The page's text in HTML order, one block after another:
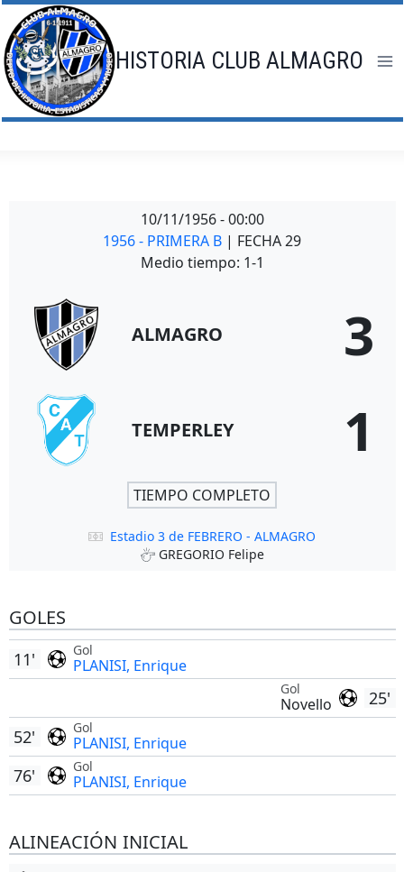
Saltar
al
contenido
HISTORIA CLUB ALMAGRO
10/11/1956 - 00:00
1956 - PRIMERA B | FECHA 29
Medio tiempo: 1-1
ALMAGRO 3
TEMPERLEY 1
TIEMPO COMPLETO
Estadio 3 de FEBRERO - ALMAGRO
GREGORIO Felipe
GOLES
Gol
PLANISI, Enrique
11'
25'
Gol
Novello
Gol
PLANISI, Enrique
52'
Gol
PLANISI, Enrique
76'
ALINEACIÓN INICIAL